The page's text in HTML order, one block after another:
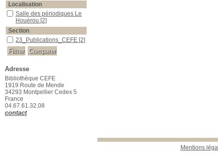
Mentions
Localisation
Salle des périodiques Le Houérou
Salle des périodiques Le
Houérou [2]
Section
23_Publications_CEFE
23_Publications_CEFE [2]
Adresse
Bibliothèque CEFE
1919 Route de Mende
34293 Montpellier Cedex 5
France
04.67.61.32.08
contact